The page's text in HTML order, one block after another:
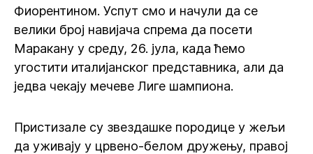
Фиорентином. Успут смо и начули да се
велики број навијача спрема да посети
Маракану у среду, 26. јула, када ћемо
угостити италијанског представника, али да
једва чекају мечеве Лиге шампиона.
Пристизале су звездашке породице у жељи
да уживају у црвено-белом дружењу, правој